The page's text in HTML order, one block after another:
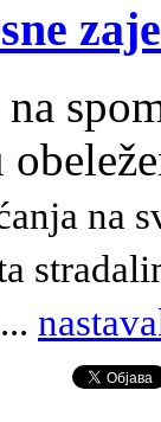
na
na
...